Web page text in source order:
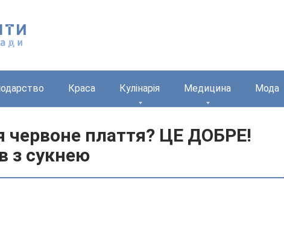
Краса Кулінарія Медицина Мода
червоне плаття? ЦЕ ДОБРЕ!
з сукнею